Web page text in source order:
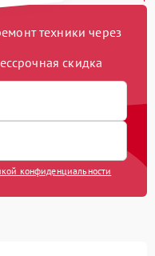
техники через
скидка
конфиденциальности